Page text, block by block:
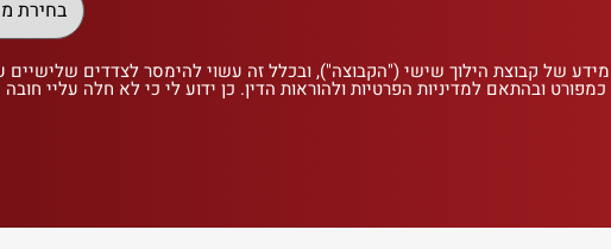
של קבוצת הילוך שישי ("הקבוצה"), ובכלל זה עשוי להימסר לצדדים
ובהתאם למדיניות הפרטיות ולהוראות הדין. כן ידוע לי כי לא חלה עליי